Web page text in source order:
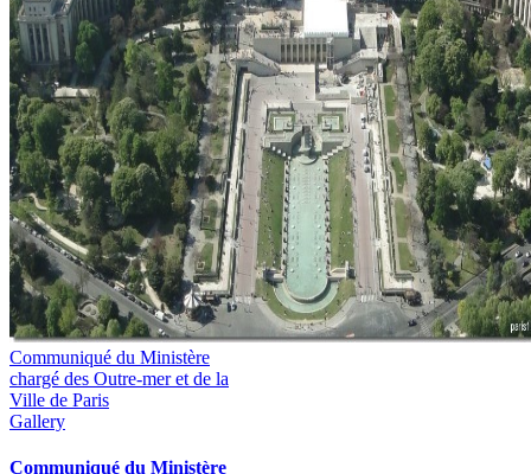
Communiqué du Ministère
chargé des Outre-mer et de la
Ville de Paris
Gallery
Communiqué du Ministère